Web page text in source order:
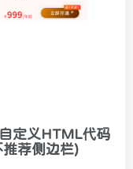
定义HTML代码
荐侧边栏)